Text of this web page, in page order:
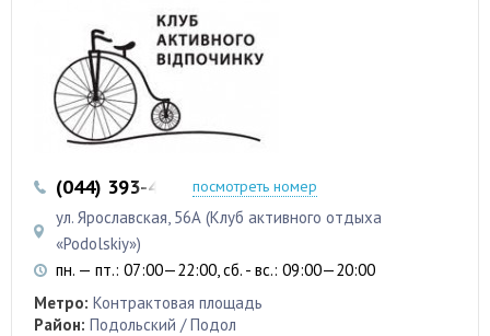
(044) 393-43-43 (044) 392-14-64
посмотреть номер
ул. Ярославская, 56А (Клуб активного отдыха
«Podolskiy»)
пн. — пт.: 07:00—22:00, сб. - вс.: 09:00—20:00
Метро: Контрактовая площадь
Район: Подольский / Подол